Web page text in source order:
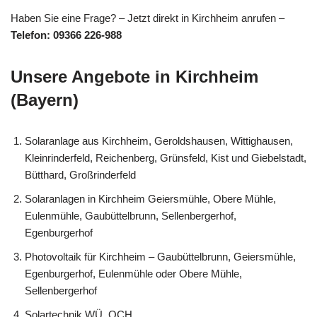
Haben Sie eine Frage? – Jetzt direkt in Kirchheim anrufen –
Telefon: 09366 226-988
Unsere Angebote in Kirchheim
(Bayern)
Solaranlage aus Kirchheim, Geroldshausen, Wittighausen,
Kleinrinderfeld, Reichenberg, Grünsfeld, Kist und Giebelstadt,
Bütthard, Großrinderfeld
Solaranlagen in Kirchheim Geiersmühle, Obere Mühle,
Eulenmühle, Gaubüttelbrunn, Sellenbergerhof,
Egenburgerhof
Photovoltaik für Kirchheim – Gaubüttelbrunn, Geiersmühle,
Egenburgerhof, Eulenmühle oder Obere Mühle,
Sellenbergerhof
Solartechnik WÜ, OCH